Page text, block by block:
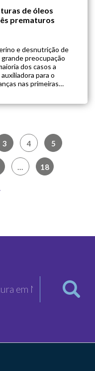
de óleos
prematuros
e desnutrição de
preocupação
dos casos a
para o
nas primeiras
3 4 5
… 18